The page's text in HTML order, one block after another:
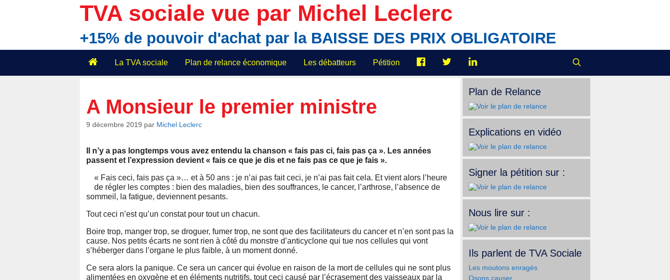
TVA sociale vue par Michel Leclerc
+15% de pouvoir d'achat par la BAISSE DES PRIX OBLIGATOIRE
La TVA sociale Plan de relance économique Les débatteurs Pétition
A Monsieur le premier ministre
9 décembre 2019 par Michel Leclerc
Il n’y a pas longtemps vous avez entendu la chanson « fais pas ci, fais pas ça ». Les années
passent et l’expression devient « fais ce que je dis et ne fais pas ce que je fais ».
« Fais ceci, fais pas ça »… et à 50 ans : je n’ai pas fait ceci, je n’ai pas fait cela. Et vient alors l’heure
de régler les comptes : bien des maladies, bien des souffrances, le cancer, l’arthrose, l’absence de
sommeil, la fatigue, deviennent pesants.
Tout ceci n’est qu’un constat pour tout un chacun.
Boire trop, manger trop, se droguer, fumer trop, ne sont que des facilitateurs du cancer et n’en sont pas la
cause. Nos petits écarts ne sont rien à côté du monstre d’anticyclone qui tue nos cellules qui vont
s’héberger dans l’organe le plus faible, à un moment donné.
Ce sera alors la panique. Ce sera un cancer qui évolue en raison de la mort de cellules qui ne sont plus
alimentées en oxygène et en éléments nutritifs, tout ceci causé par l’écrasement des vaisseaux par la
Plan de Relance
Explications en vidéo
Signer la pétition sur :
Nous lire sur :
Ils parlent de TVA Sociale
Les moutons enragés
Osons causer